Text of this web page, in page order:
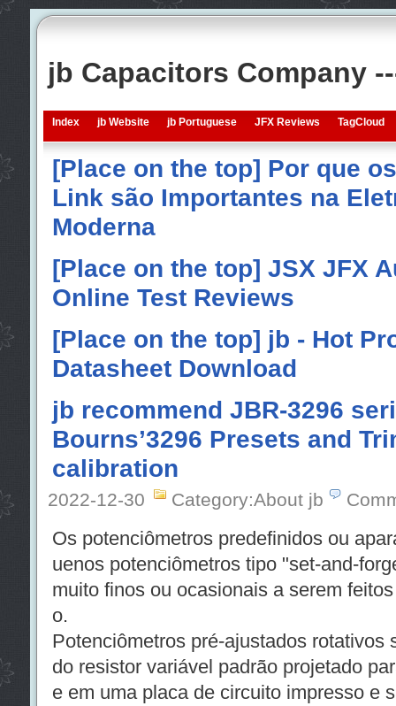
jb Capacitors Company
Index jb Website jb Portuguese JFX Reviews TagCloud
[Place on the top] Por que
Link são Importantes na
Moderna
[Place on the top] JSX JFX
Online Test Reviews
[Place on the top] jb - Hot
Datasheet Download
jb recommend JBR-3296
Bourns’3296 Presets and
calibration
2022-12-30 Category:About jb
Os potenciômetros predefinidos ou
uenos potenciômetros tipo "set-and-
muito finos ou ocasionais a serem
o.
Potenciômetros pré-ajustados rotativos
do resistor variável padrão projetado
e em uma placa de circuito impresso e